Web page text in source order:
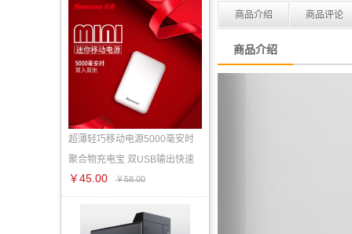
超薄轻巧移动电源5000毫安时
聚合物充电宝 双USB输出快速
￥45.00 ￥58.00
商品介绍 商品评论
商品介绍